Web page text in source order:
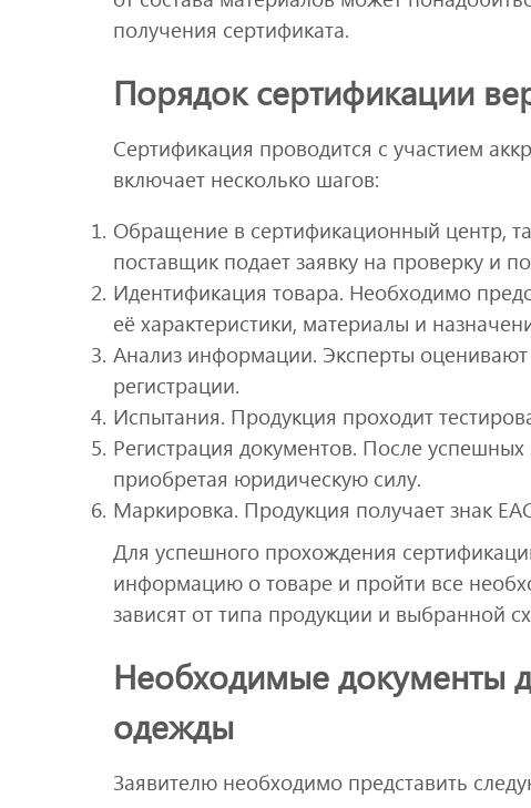
получения сертификата.
Порядок сертификации
Сертификация проводится с участием
включает несколько шагов:
Обращение в сертификационный центр,
поставщик подает заявку на проверку и
Идентификация товара. Необходимо
её характеристики, материалы и
Анализ информации. Эксперты
регистрации.
Испытания. Продукция проходит
Регистрация документов. После
приобретая юридическую силу.
Маркировка. Продукция получает знак
Для успешного прохождения
информацию о товаре и пройти все
зависят от типа продукции и выбранной
Необходимые документы
одежды
Заявителю необходимо представить